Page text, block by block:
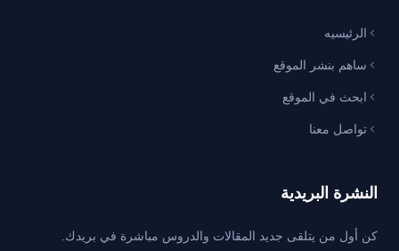
الرئيسيه
ساهم بنشر الموقع
ابحث في الموقع
تواصل معنا
النشرة البريدية
كن أول من يتلقى جديد المقالات والدروس مباشرة في بريدك.